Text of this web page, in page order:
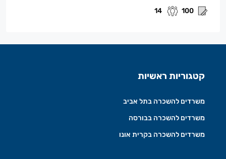
100
14
קטגוריות ראשיות
משרדים להשכרה בתל אביב
משרדים להשכרה בבורסה
משרדים להשכרה בקרית אונו